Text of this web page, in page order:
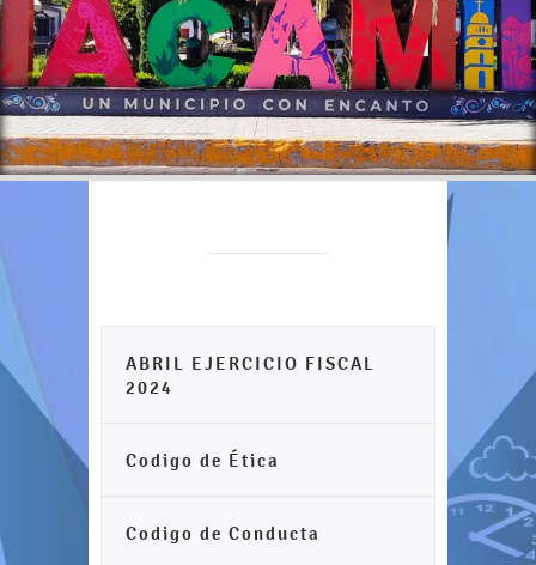
ABRIL EJERCICIO FISCAL
2024
Codigo de Ética
Codigo de Conducta